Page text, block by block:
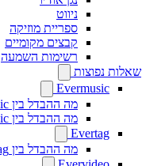
ניווט
ספריית מוזיקה
קבצים מקומיים
רשימות השמעה
שאלות נפוצות
Evermusic
מה ההבדל בין Evermusic ל-Flacbox
מה ההבדל בין Evermusic ל-Evermusic Premium
Evertag
מה ההבדל בין Evertag ל-Evertag Premium